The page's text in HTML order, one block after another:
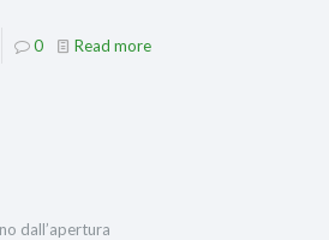
0 Read more
dall’apertura